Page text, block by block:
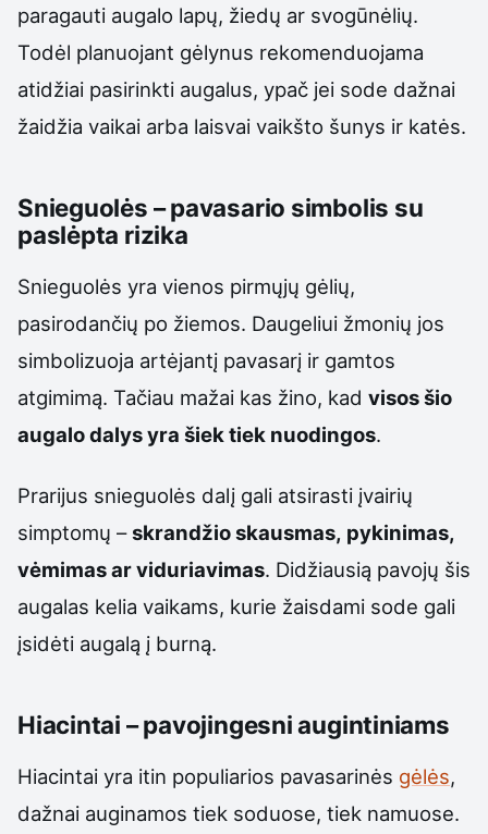
paragauti augalo lapų, žiedų ar svogūnėlių.
Todėl planuojant gėlynus rekomenduojama
atidžiai pasirinkti augalus, ypač jei sode dažnai
žaidžia vaikai arba laisvai vaikšto šunys ir katės.
Snieguolės – pavasario simbolis su
paslėpta rizika
Snieguolės yra vienos pirmųjų gėlių,
pasirodančių po žiemos. Daugeliui žmonių jos
simbolizuoja artėjantį pavasarį ir gamtos
atgimimą. Tačiau mažai kas žino, kad visos šio
augalo dalys yra šiek tiek nuodingos.
Prarijus snieguolės dalį gali atsirasti įvairių
simptomų –skrandžio skausmas, pykinimas,
vėmimas ar viduriavimas. Didžiausią pavojų šis
augalas kelia vaikams, kurie žaisdami sode gali
įsidėti augalą į burną.
Hiacintai – pavojingesni augintiniams
Hiacintai yra itin populiarios pavasarinės gėlės,
dažnai auginamos tiek soduose, tiek namuose.